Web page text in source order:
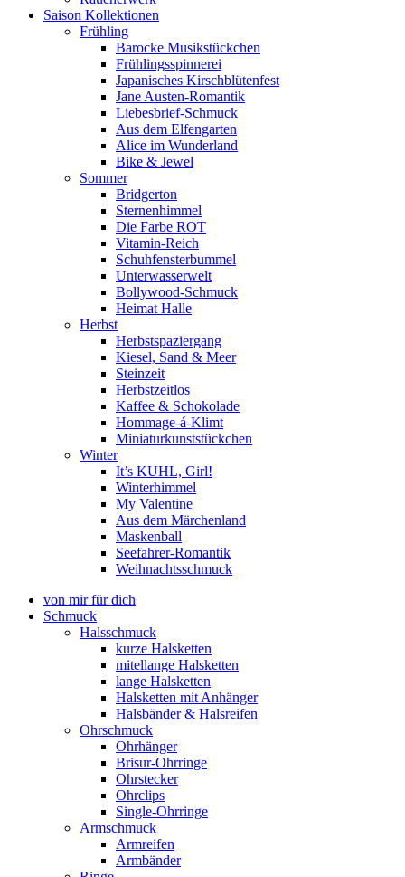
Saison Kollektionen
Frühling
Barocke Musikstückchen
Frühlingsspinnerei
Japanisches Kirschblütenfest
Jane Austen-Romantik
Liebesbrief-Schmuck
Aus dem Elfengarten
Alice im Wunderland
Bike & Jewel
Sommer
Bridgerton
Sternenhimmel
Die Farbe ROT
Vitamin-Reich
Schuhfensterbummel
Unterwasserwelt
Bollywood-Schmuck
Heimat Halle
Herbst
Herbstspaziergang
Kiesel, Sand & Meer
Steinzeit
Herbstzeitlos
Kaffee & Schokolade
Hommage-á-Klimt
Miniaturkunststückchen
Winter
It’s KUHL, Girl!
Winterhimmel
My Valentine
Aus dem Märchenland
Maskenball
Seefahrer-Romantik
Weihnachtsschmuck
von mir für dich
Schmuck
Halsschmuck
kurze Halsketten
mitellange Halsketten
lange Halsketten
Halsketten mit Anhänger
Halsbänder & Halsreifen
Ohrschmuck
Ohrhänger
Brisur-Ohrringe
Ohrstecker
Ohrclips
Single-Ohrringe
Armschmuck
Armreifen
Armbänder